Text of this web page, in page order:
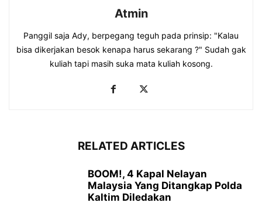
Atmin
Panggil saja Ady, berpegang teguh pada prinsip: "Kalau
bisa dikerjakan besok kenapa harus sekarang ?" Sudah gak
kuliah tapi masih suka mata kuliah kosong.
RELATED ARTICLES
BOOM!, 4 Kapal Nelayan
Malaysia Yang Ditangkap Polda
Kaltim Diledakan